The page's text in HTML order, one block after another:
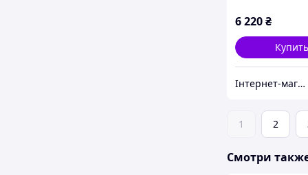
6 220₴
Купить
Інтернет-магазин SaleX
1 2
Смотри